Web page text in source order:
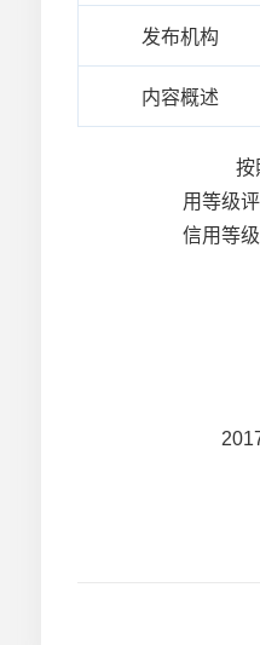
发布机构
内容概述
按照《
用等级
信用等